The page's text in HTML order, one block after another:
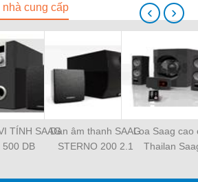
cung cấp
TÍNH SAAG
500 DB
Dàn âm thanh SAAG
STERNO 200 2.1
Loa Saag cao
Thailan
‹ ›